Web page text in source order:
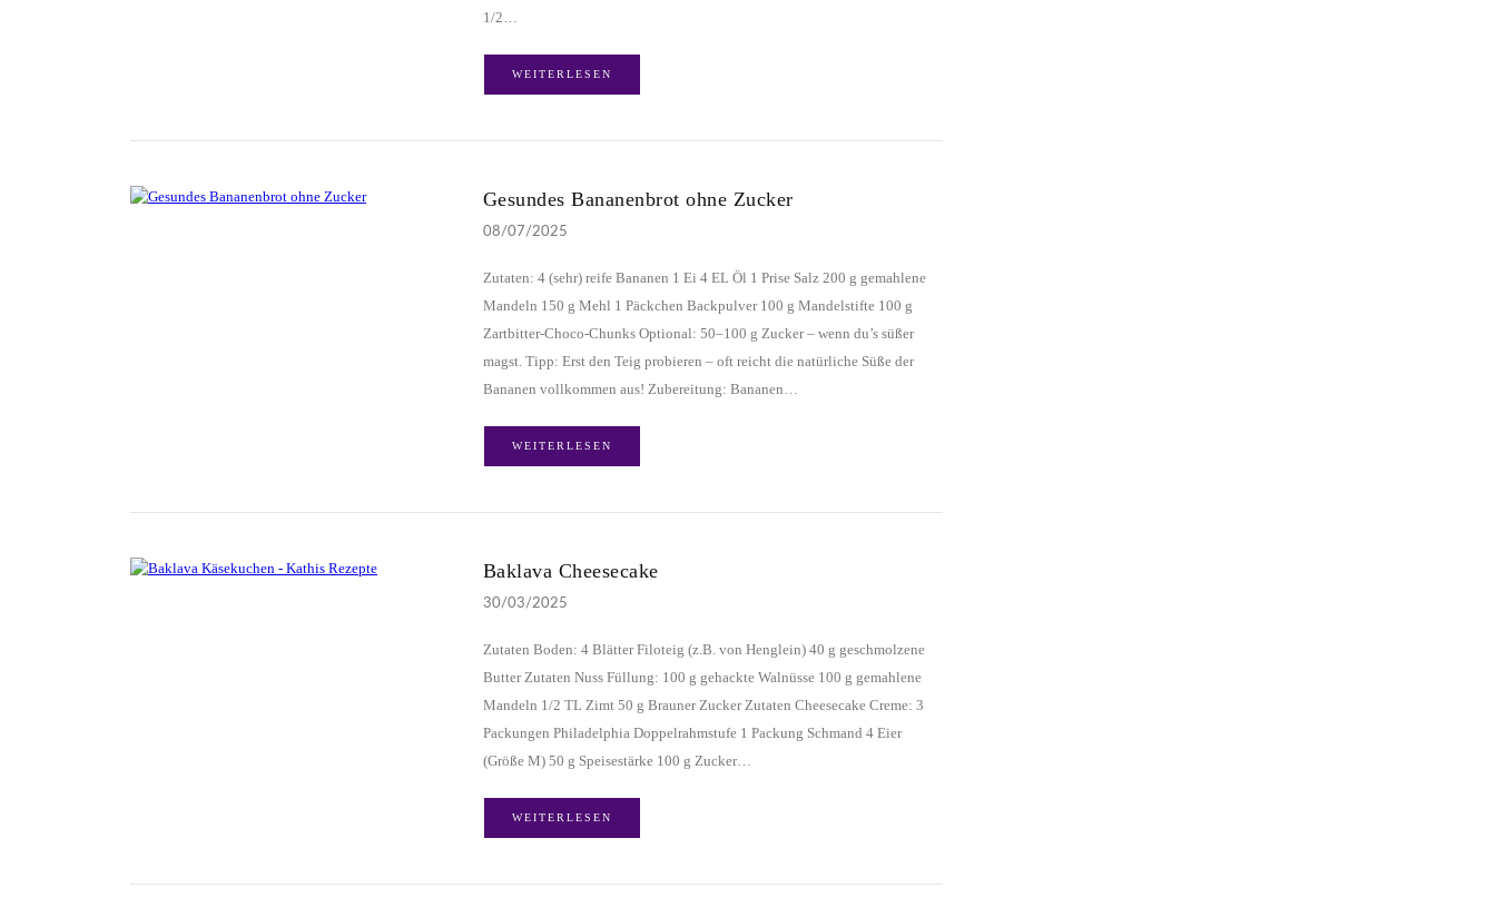
1/2…
WEITERLESEN
Gesundes Bananenbrot ohne Zucker
08/07/2025
Zutaten: 4 (sehr) reife Bananen 1 Ei 4 EL Öl 1 Prise Salz 200 g gemahlene
Mandeln 150 g Mehl 1 Päckchen Backpulver 100 g Mandelstifte 100 g
Zartbitter-Choco-Chunks Optional: 50–100 g Zucker – wenn du’s süßer
magst. Tipp: Erst den Teig probieren – oft reicht die natürliche Süße der
Bananen vollkommen aus! Zubereitung: Bananen…
WEITERLESEN
Baklava Cheesecake
30/03/2025
Zutaten Boden: 4 Blätter Filoteig (z.B. von Henglein) 40 g geschmolzene
Butter Zutaten Nuss Füllung: 100 g gehackte Walnüsse 100 g gemahlene
Mandeln 1/2 TL Zimt 50 g Brauner Zucker Zutaten Cheesecake Creme: 3
Packungen Philadelphia Doppelrahmstufe 1 Packung Schmand 4 Eier
(Größe M) 50 g Speisestärke 100 g Zucker…
WEITERLESEN